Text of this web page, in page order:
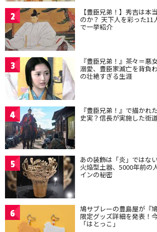
2 【豊臣兄弟！】秀吉は本
のか？ 天下人を彩った11
で一挙紹介
3 『豊臣兄弟！』茶々＝悪
溺愛、豊臣家滅亡を背負
の壮絶すぎる生涯
4 『豊臣兄弟！』で描かれ
史実？信長が実施した街
5 あの装飾は「炎」ではな
火焔型土器、5000年前の
インの秘密
6 鳩サブレーの豊島屋が『
限定グッズ詳細を発表！
「はとっこ」